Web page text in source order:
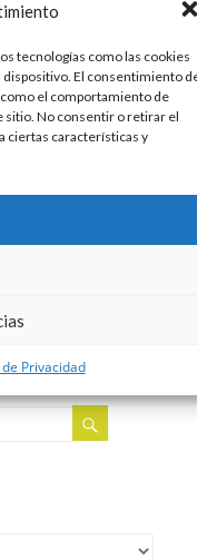
tecnologías como las cookies
dispositivo. El consentimiento
el comportamiento de
sitio. No consentir o retirar el
ciertas características y
Privacidad
dentro
de alta en
que nos
de nuestra